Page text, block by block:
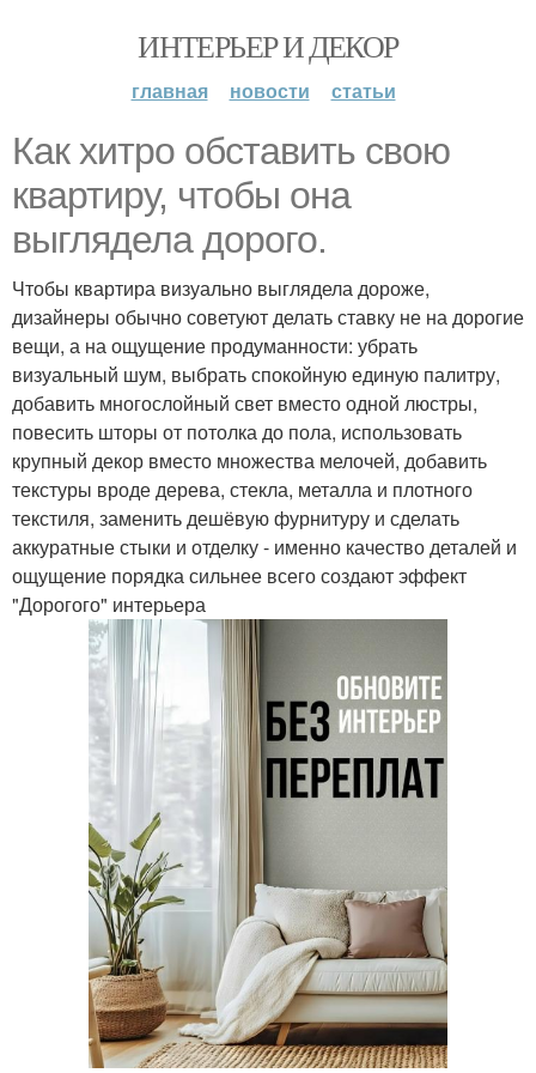
ИНТЕРЬЕР И ДЕКОР
главная новости статьи
Как хитро обставить свою
квартиру, чтобы она
выглядела дорого.
Чтобы квартира визуально выглядела дороже,
дизайнеры обычно советуют делать ставку не на дорогие
вещи, а на ощущение продуманности: убрать
визуальный шум, выбрать спокойную единую палитру,
добавить многослойный свет вместо одной люстры,
повесить шторы от потолка до пола, использовать
крупный декор вместо множества мелочей, добавить
текстуры вроде дерева, стекла, металла и плотного
текстиля, заменить дешёвую фурнитуру и сделать
аккуратные стыки и отделку - именно качество деталей и
ощущение порядка сильнее всего создают эффект
"Дорогого" интерьера